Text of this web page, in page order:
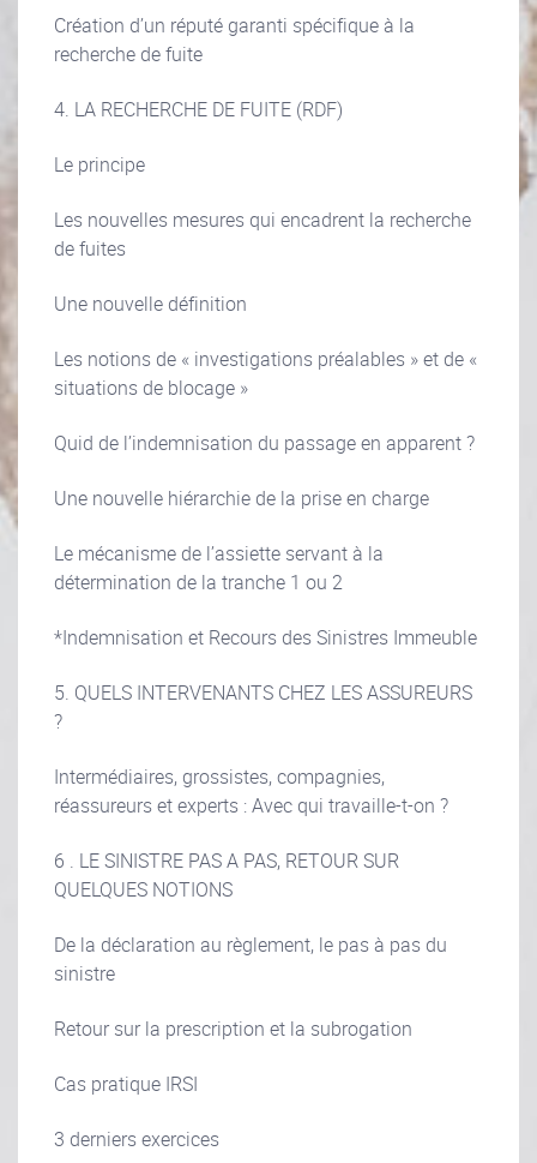
Création d’un réputé garanti spécifique à la
recherche de fuite
4. LA RECHERCHE DE FUITE (RDF)
Le principe
Les nouvelles mesures qui encadrent la recherche
de fuites
Une nouvelle définition
Les notions de « investigations préalables » et de «
situations de blocage »
Quid de l’indemnisation du passage en apparent ?
Une nouvelle hiérarchie de la prise en charge
Le mécanisme de l’assiette servant à la
détermination de la tranche 1 ou 2
*Indemnisation et Recours des Sinistres Immeuble
5. QUELS INTERVENANTS CHEZ LES ASSUREURS
?
Intermédiaires, grossistes, compagnies,
réassureurs et experts : Avec qui travaille-t-on ?
6 . LE SINISTRE PAS A PAS, RETOUR SUR
QUELQUES NOTIONS
De la déclaration au règlement, le pas à pas du
sinistre
Retour sur la prescription et la subrogation
Cas pratique IRSI
3 derniers exercices